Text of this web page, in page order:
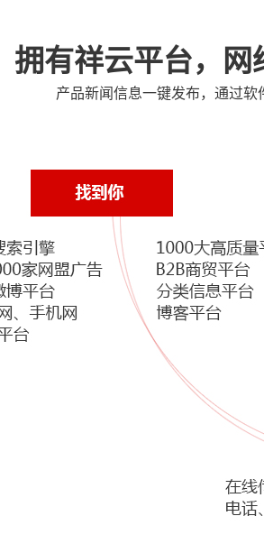
PLC控制柜
拥有祥云平台，
产品新闻信息一键发布，通过